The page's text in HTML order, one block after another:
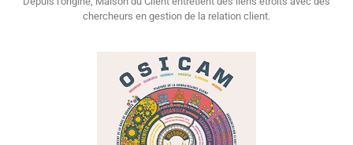
chercheurs en gestion de la relation client.